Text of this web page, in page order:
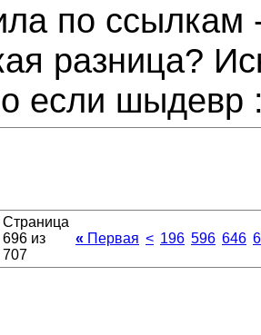
по ссылкам
разница?
если шыдевр
Страница
696 из
707
« Первая < 196 596 646